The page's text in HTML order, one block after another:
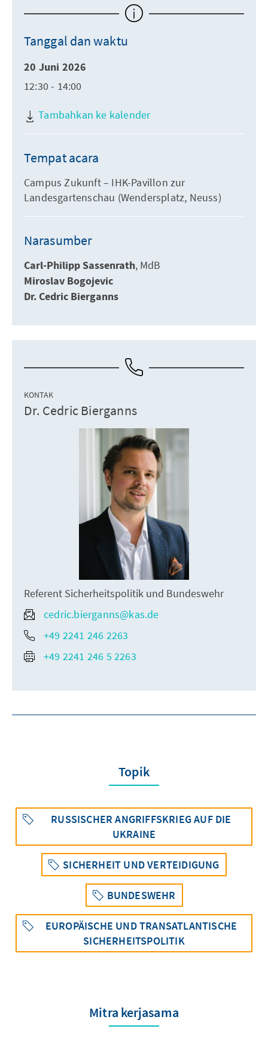
Tanggal dan waktu
20 Juni 2026
12:30 - 14:00
Tambahkan ke kalender
Tempat acara
Campus Zukunft – IHK-Pavillon zur
Landesgartenschau (Wendersplatz, Neuss)
Narasumber
Carl-Philipp Sassenrath MdB
Miroslav Bogojevic
Dr. Cedric Bierganns
KONTAK
Dr. Cedric Bierganns
Referent Sicherheitspolitik und Bundeswehr
cedric.bierganns@kas.de
+49 2241 246 2263
+49 2241 246 5 2263
Topik
RUSSISCHER ANGRIFFSKRIEG AUF DIE
UKRAINE
SICHERHEIT UND VERTEIDIGUNG
BUNDESWEHR
EUROPÄISCHE UND TRANSATLANTISCHE
SICHERHEITSPOLITIK
Mitra kerjasama